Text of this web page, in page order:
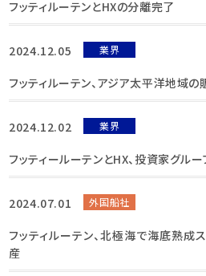
フッティルーテンとHXの分離完了
2024.12.05 業界
フッティルーテン、アジア太平洋地域
2024.12.02 業界
フッティールーテンとHX、投資家グル
2024.07.01 外国船社
フッティルーテン、北極海で海底熟成
産